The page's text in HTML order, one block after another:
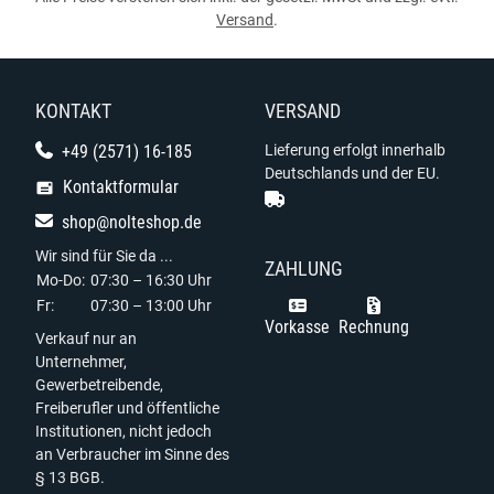
Versand.
KONTAKT
+49 (2571) 16-185
Kontaktformular
shop@nolteshop.de
Wir sind für Sie da ...
Mo-Do: 07:30 – 16:30 Uhr
Fr:
07:30 – 13:00 Uhr
Verkauf nur an
Unternehmer,
Gewerbetreibende,
Freiberufler und öffentliche
Institutionen, nicht jedoch
an Verbraucher im Sinne des
§ 13 BGB.
VERSAND
Lieferung erfolgt innerhalb
Deutschlands und der EU.
ZAHLUNG
Vorkasse Rechnung